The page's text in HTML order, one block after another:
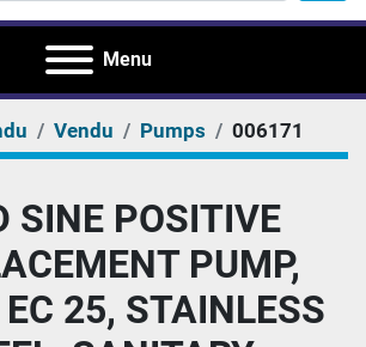
Menu
Vendu Pumps 006171
SINE POSITIVE
PUMP,
25, STAINLESS